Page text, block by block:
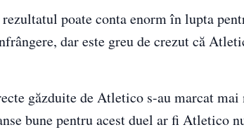
poate conta enorm în lupta
dar este greu de crezut că
găzduite de Atletico s-au marcat
bune pentru acest duel ar fi Atletico